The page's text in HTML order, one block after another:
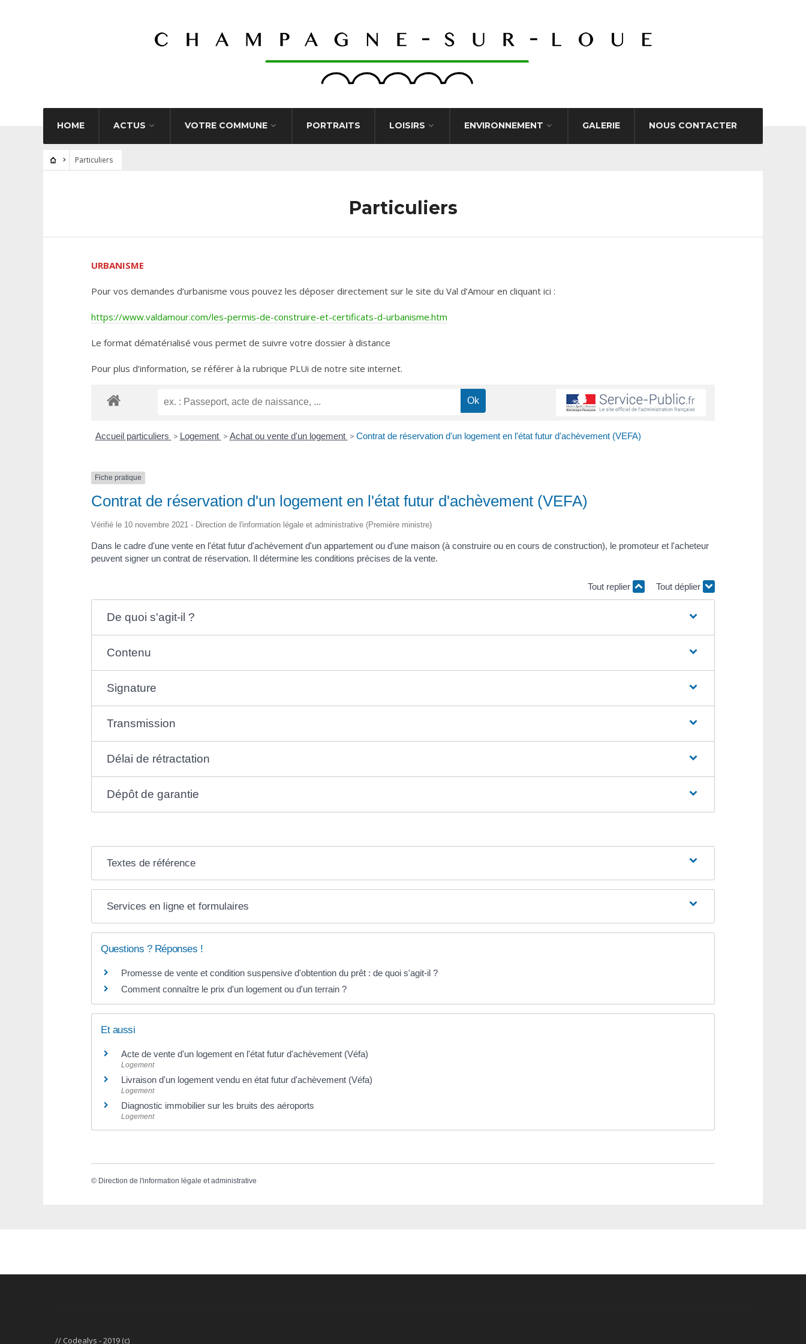
HOME ACTUS VOTRE COMMUNE PORTRAITS LOISIRS ENVIRONNEMENT GALERIE NOUS CONTACTER
Particuliers
Particuliers
URBANISME
Pour vos demandes d’urbanisme vous pouvez les déposer directement sur le site du Val d’Amour en cliquant ici :
https://www.valdamour.com/les-permis-de-construire-et-certificats-d-urbanisme.htm
Le format dématérialisé vous permet de suivre votre dossier à distance
Pour plus d’information, se référer à la rubrique PLUi de notre site internet.
Accueil particuliers > Logement > Achat ou vente d'un logement > Contrat de réservation d'un logement en l'état futur d'achèvement (VEFA)
Fiche pratique
Contrat de réservation d'un logement en l'état futur d'achèvement (VEFA)
Vérifié le 10 novembre 2021 - Direction de l'information légale et administrative (Première ministre)
Dans le cadre d'une vente en l'état futur d'achèvement d'un appartement ou d'une maison (à construire ou en cours de construction), le promoteur et l'acheteur
peuvent signer un contrat de réservation. Il détermine les conditions précises de la vente.
Tout replier Tout déplier
De quoi s'agit-il ?
Contenu
Signature
Transmission
Délai de rétractation
Dépôt de garantie
Textes de référence
Services en ligne et formulaires
Questions ? Réponses !
Promesse de vente et condition suspensive d'obtention du prêt : de quoi s'agit-il ?
Comment connaître le prix d'un logement ou d'un terrain ?
Et aussi
Acte de vente d'un logement en l'état futur d'achèvement (Véfa)
Logement
Livraison d'un logement vendu en état futur d'achèvement (Véfa)
Logement
Diagnostic immobilier sur les bruits des aéroports
Logement
© Direction de l'information légale et administrative
// Codealys - 2019 (c)